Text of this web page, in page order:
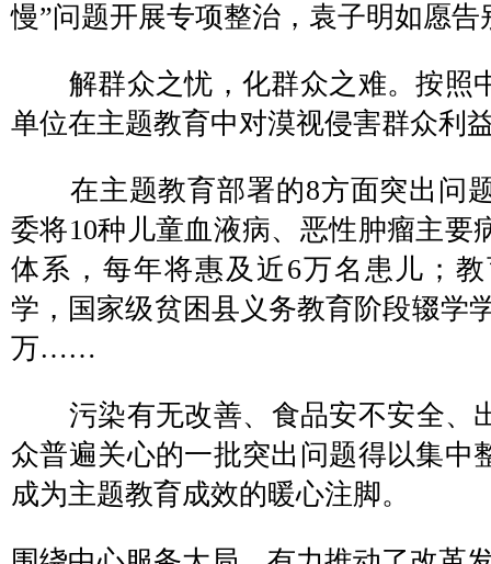
慢”问题开展专项整治，袁子明如愿告
解群众之忧，化群众之难。按照
单位在主题教育中对漠视侵害群众利
在主题教育部署的8方面突出问
委将10种儿童血液病、恶性肿瘤主要
体系，每年将惠及近6万名患儿；
学，国家级贫困县义务教育阶段辍学
万……
污染有无改善、食品安不安全、
众普遍关心的一批突出问题得以集中
成为主题教育成效的暖心注脚。